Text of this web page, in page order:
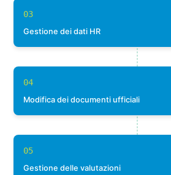
03
Gestione dei dati HR
04
Modifica dei documenti ufficiali
05
Gestione delle valutazioni